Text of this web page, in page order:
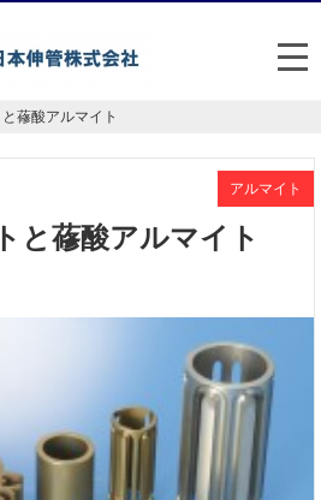
メ
本伸管の強み
悩み解決事例
Japan
蓚酸アルマイト
アルマイト
と蓚酸アルマイト